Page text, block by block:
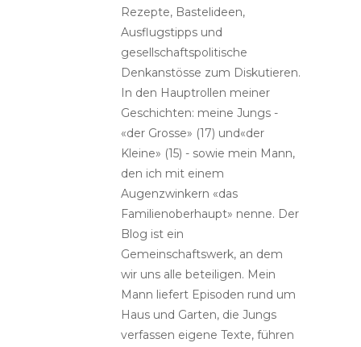
Rezepte, Bastelideen,
Ausflugstipps und
gesellschaftspolitische
Denkanstösse zum Diskutieren.
In den Hauptrollen meiner
Geschichten: meine Jungs -
«der Grosse» (17) und«der
Kleine» (15) - sowie mein Mann,
den ich mit einem
Augenzwinkern «das
Familienoberhaupt» nenne. Der
Blog ist ein
Gemeinschaftswerk, an dem
wir uns alle beteiligen. Mein
Mann liefert Episoden rund um
Haus und Garten, die Jungs
verfassen eigene Texte, führen